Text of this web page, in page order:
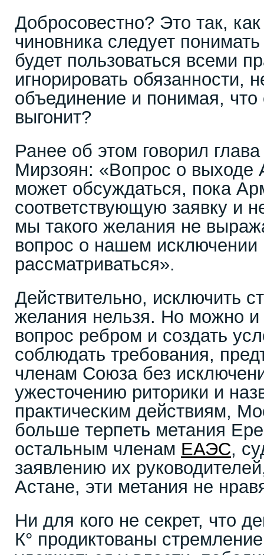
Добросовестно? Это так,
чиновника следует понимать
будет пользоваться всеми
игнорировать обязанности,
объединение и понимая, что
выгонит?
Ранее об этом говорил
Мирзоян: «Вопрос о выходе
может обсуждаться, пока
соответствующую заявку и
мы такого желания не
вопрос о нашем исключении
рассматриваться».
Действительно, исключить
желания нельзя. Но можно и
вопрос ребром и создать
соблюдать требования,
членам Союза без
ужесточению риторики и
практическим действиям,
больше терпеть метания
остальным членам ЕАЭС,
заявлению их
Астане, эти метания не
Ни для кого не секрет, что
К° продиктованы